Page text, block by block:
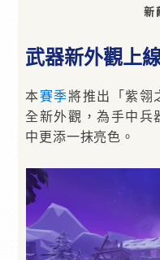
新
武器新外觀上
本賽季將推出「紫翎
全新外觀，為手中兵
中更添一抹亮色。